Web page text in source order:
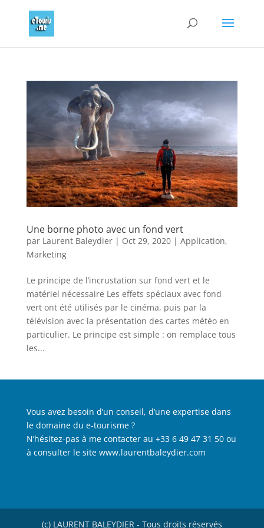
Une borne photo avec un fond vert
par Laurent Baleydier| Oct 29, 2020| Application,
Marketing
Le principe de l’incrustation sur fond vert et le
matériel nécessaire Les effets spéciaux avec fond
vert ont été utilisés par le cinéma, puis par la
télévision avec la présentation des cartes météo en
particulier. Le principe est simple : on remplace tous
les...
Vous avez besoin d’un conseil, d’une expertise dans
le domaine du e-tourisme ?
N’hésitez-pas à me contacter au +33 6 49 47 31 50 ou
à consulter le site www.laurentbaleydier.com
(c) LAURENT BALEYDIER - Tous droits réservés